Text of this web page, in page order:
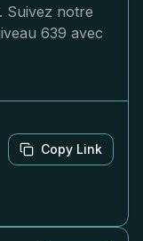
Suivez notre
639 avec
Copy Link